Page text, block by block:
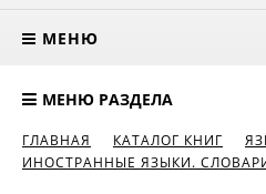
МЕНЮ
МЕНЮ РАЗДЕЛА
ГЛАВНАЯ КАТАЛОГ КНИГ
ИНОСТРАННЫЕ ЯЗЫКИ.